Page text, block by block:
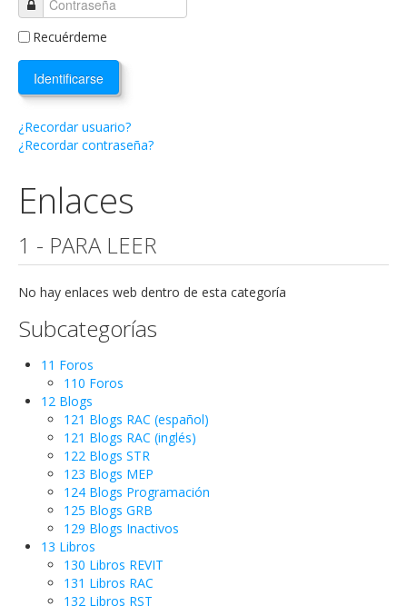
Recuérdeme
Identificarse
¿Recordar usuario?
¿Recordar contraseña?
Enlaces
1 - PARA LEER
No hay enlaces web dentro de esta categoría
Subcategorías
11 Foros
110 Foros
12 Blogs
121 Blogs RAC (español)
121 Blogs RAC (inglés)
122 Blogs STR
123 Blogs MEP
124 Blogs Programación
125 Blogs GRB
129 Blogs Inactivos
13 Libros
130 Libros REVIT
131 Libros RAC
132 Libros RST